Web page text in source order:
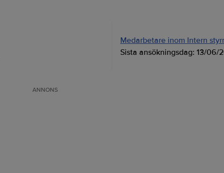
Medarbetare inom Intern
Sista ansökningsdag: 13/06/
ANNONS